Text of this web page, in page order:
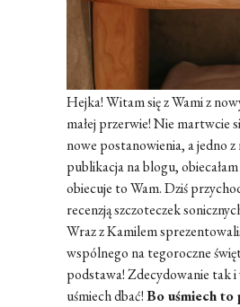
Hejka! Witam się z Wami z
małej przerwie! Nie martwcie
nowe postanowienia, a jedno z
publikacja na blogu,
obiecuje to Wam. Dziś
recenzją szczoteczek
Wraz z Kamilem
wspólnego na tegoroczne
podstawa! Zdecydowanie tak
uśmiech dbać!Bo uśmiech to